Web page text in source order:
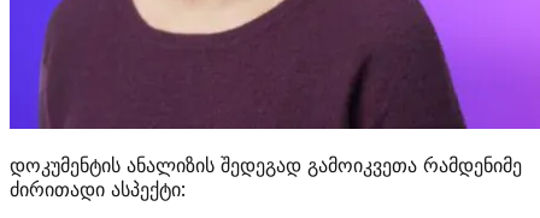
დოკუმენტის ანალიზის შედეგად გამოიკვეთა რამდენიმე
ძირითადი ასპექტი: